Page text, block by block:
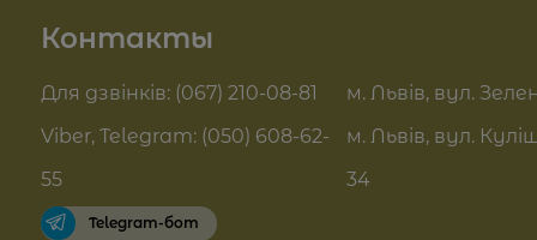
Актуальні знижки
Pro Age догляд
Договор оферты
Контакты
Для дзвінків: (067) 210-08-81
Viber, Telegram: (050) 608-62-
55
Telegram-бот
м. Львів, вул.
м. Львів, вул.
34